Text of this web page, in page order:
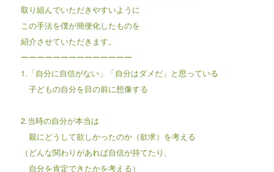
取り組んでいただきやすいように
この手法を僕が簡便化したものを
紹介させていただきます。
ーーーーーーーーーーーーーー
1.「自分に自信がない」「自分はダメだ」と思っている
子どもの自分を目の前に想像する
2.当時の自分が本当は
親にどうして欲しかったのか（欲求）を考える
（どんな関わりがあれば自信が持てたり、
自分を肯定できたかを考える）